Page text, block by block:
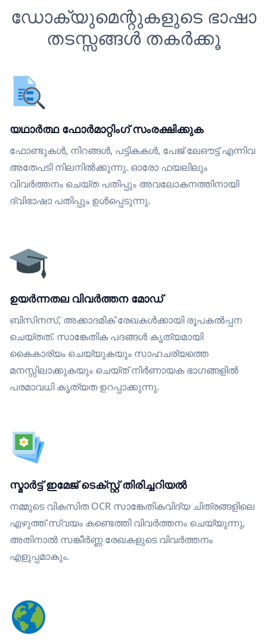
ഡോക്യുമെന്റുകളുടെ ഭാഷാ
തടസ്സങ്ങൾ തകർക്കൂ
യഥാർത്ഥ ഫോർമാറ്റിംഗ് സംരക്ഷിക്കുക
ഫോണ്ടുകൾ, നിറങ്ങൾ, പട്ടികകൾ, പേജ് ലേഔട്ട് എന്നിവ
അതേപടി നിലനിൽക്കുന്നു. ഓരോ ഫയലിലും
വിവർത്തനം ചെയ്ത പതിപ്പും അവലോകനത്തിനായി
ദ്വിഭാഷാ പതിപ്പും ഉൾപ്പെടുന്നു.
ഉയർന്നതല വിവർത്തന മോഡ്
ബിസിനസ്, അക്കാദമിക് രേഖകൾക്കായി രൂപകൽപ്പന
ചെയ്തത്. സാങ്കേതിക പദങ്ങൾ കൃത്യമായി
കൈകാര്യം ചെയ്യുകയും സാഹചര്യത്തെ
മനസ്സിലാക്കുകയും ചെയ്ത് നിർണായക ഭാഗങ്ങളിൽ
പരമാവധി കൃത്യത ഉറപ്പാക്കുന്നു.
സ്മാർട്ട് ഇമേജ് ടെക്സ്റ്റ് തിരിച്ചറിയൽ
നമ്മുടെ വികസിത OCR സാങ്കേതികവിദ്യ ചിത്രങ്ങളിലെ
എഴുത്ത് സ്വയം കണ്ടെത്തി വിവർത്തനം ചെയ്യുന്നു,
അതിനാൽ സങ്കീർണ്ണ രേഖകളുടെ വിവർത്തനം
എളുപ്പമാകും.